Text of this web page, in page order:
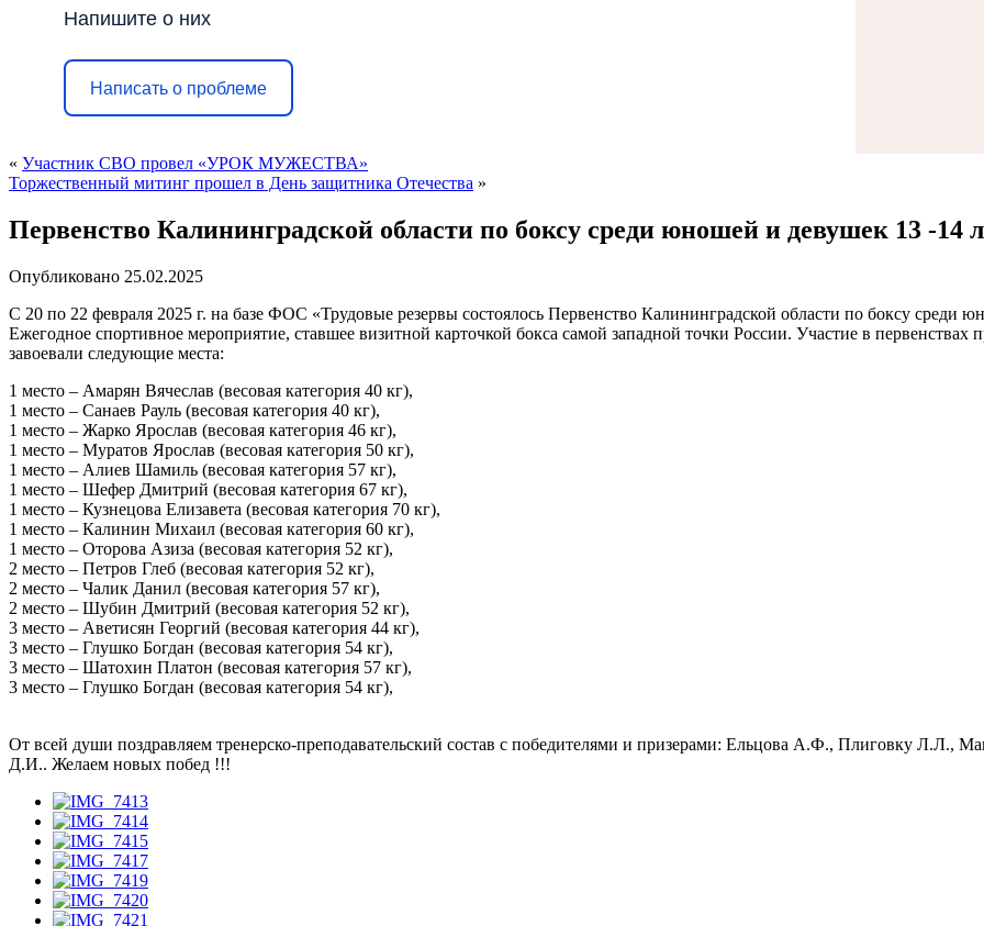
Напишите о них
Написать о проблеме
« Участник СВО провел «УРОК МУЖЕСТВА»
Торжественный митинг прошел в День защитника Отечества »
Первенство Калининградской области по боксу среди юношей и девушек 13 -14
Опубликовано 25.02.2025
С 20 по 22 февраля 2025 г. на базе ФОС «Трудовые резервы состоялось Первенство Калининградской области по боксу
Ежегодное спортивное мероприятие, ставшее визитной карточкой бокса самой западной точки России. Участие в
завоевали следующие места:
1 место – Амарян Вячеслав (весовая категория 40 кг),
1 место – Санаев Рауль (весовая категория 40 кг),
1 место – Жарко Ярослав (весовая категория 46 кг),
1 место – Муратов Ярослав (весовая категория 50 кг),
1 место – Алиев Шамиль (весовая категория 57 кг),
1 место – Шефер Дмитрий (весовая категория 67 кг),
1 место – Кузнецова Елизавета (весовая категория 70 кг),
1 место – Калинин Михаил (весовая категория 60 кг),
1 место – Оторова Азиза (весовая категория 52 кг),
2 место – Петров Глеб (весовая категория 52 кг),
2 место – Чалик Данил (весовая категория 57 кг),
2 место – Шубин Дмитрий (весовая категория 52 кг),
3 место – Аветисян Георгий (весовая категория 44 кг),
3 место – Глушко Богдан (весовая категория 54 кг),
3 место – Шатохин Платон (весовая категория 57 кг),
3 место – Глушко Богдан (весовая категория 54 кг),
От всей души поздравляем тренерско-преподавательский состав с победителями и призерами: Ельцова А.Ф., Плиговку
Д.И.. Желаем новых побед !!!